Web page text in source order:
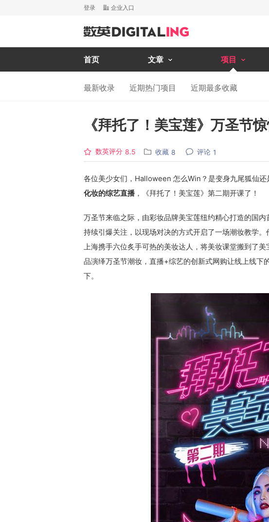
登录 企业入口
首页 文章 项目
最新收录 近期热门项目 近期最多收藏
《拜托了！美宝莲》万圣节
数英评分 8.5 收藏 8 评论 1
各位美少女们，Halloween 怎么Win？是变身九尾狐仙还
化妆的综艺直播 ，《拜托了！美宝莲》第二期开课了！
万圣节来临之际，由彩妆品牌美宝莲纽约精心打造的国
持续引爆关注，以现场对决的方式开启了一场潮妆教学
上海携手六位炙手可热的美妆达人，将美妆课堂搬到了
品演绎万圣节潮妆，直播+综艺的创新式网购让线上线下
下。